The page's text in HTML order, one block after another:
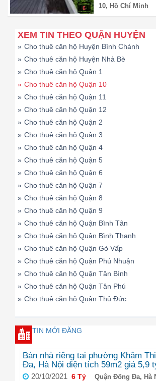
6
10, Hồ Chí Minh
XEM TIN THEO QUẬN HUYỆN
» Cho thuê căn hộ Huyện Bình Chánh
» Cho thuê căn hộ Huyện Nhà Bè
» Cho thuê căn hộ Quận 1
» Cho thuê căn hộ Quận 10
» Cho thuê căn hộ Quận 11
» Cho thuê căn hộ Quận 12
» Cho thuê căn hộ Quận 2
» Cho thuê căn hộ Quận 3
» Cho thuê căn hộ Quận 4
» Cho thuê căn hộ Quận 5
» Cho thuê căn hộ Quận 6
» Cho thuê căn hộ Quận 7
» Cho thuê căn hộ Quận 8
» Cho thuê căn hộ Quận 9
» Cho thuê căn hộ Quận Bình Tân
» Cho thuê căn hộ Quận Bình Thạnh
» Cho thuê căn hộ Quận Gò Vấp
» Cho thuê căn hộ Quận Phú Nhuận
» Cho thuê căn hộ Quận Tân Bình
» Cho thuê căn hộ Quận Tân Phú
» Cho thuê căn hộ Quận Thủ Đức
TIN MỚI ĐĂNG
Bán nhà riêng tại phường Khâm
Đa, Hà Nội diện tích 59m2 giá 5,9
20/10/2021 6 Tỷ Quận Đống Đa, Hà